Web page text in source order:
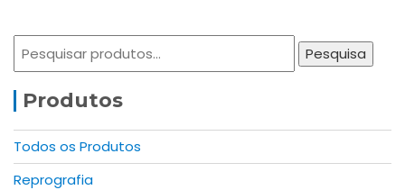
Pesquisar
por:
Pesquisa
Produtos
Todos os Produtos
Reprografia